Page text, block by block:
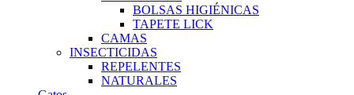
BOLSAS HIGIÉNICAS
TAPETE LICK
CAMAS
INSECTICIDAS
REPELENTES
NATURALES